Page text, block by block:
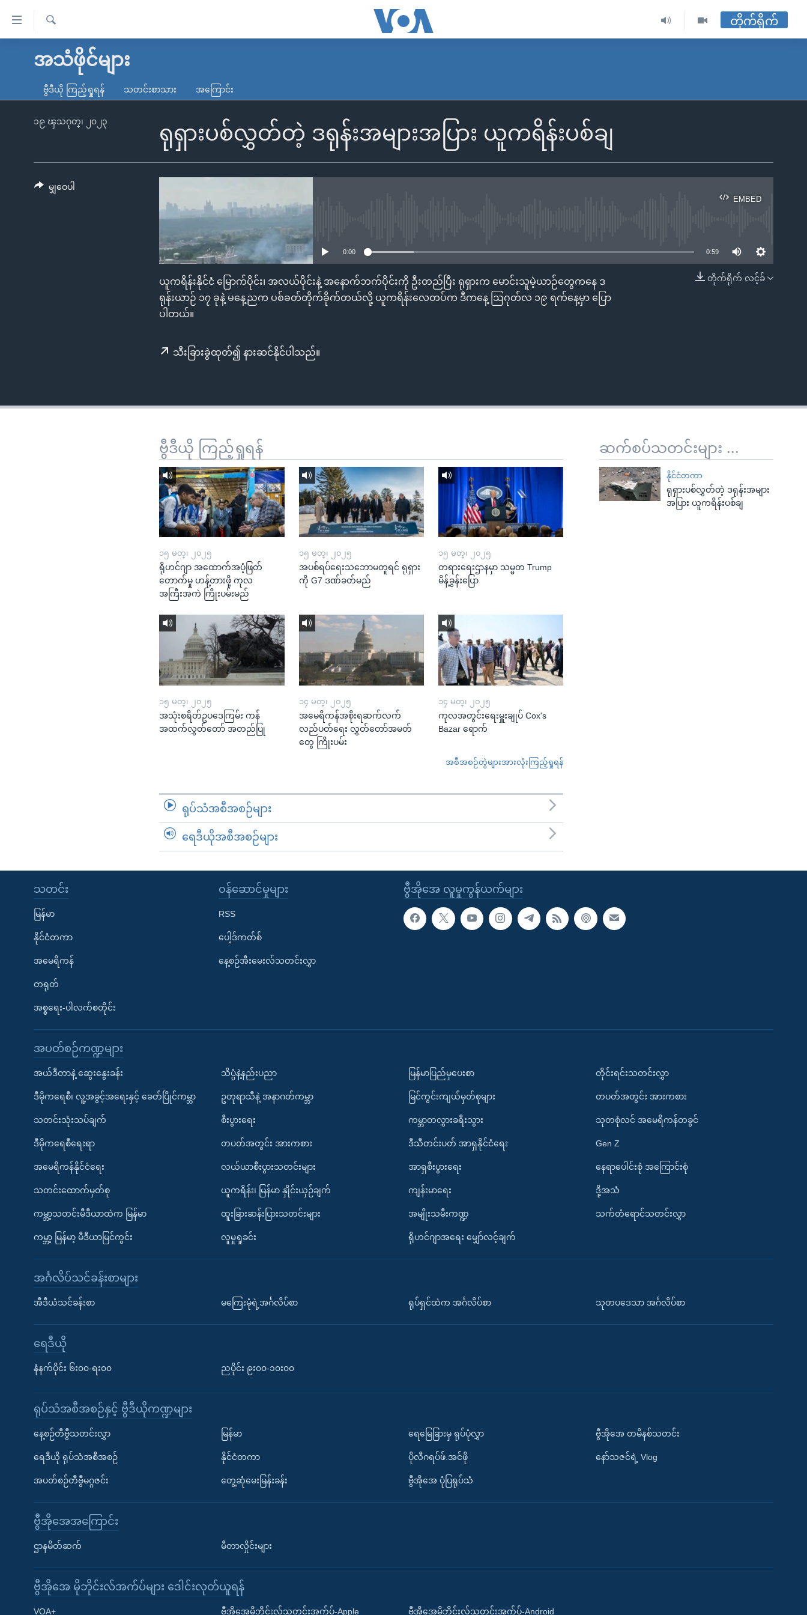
လွယ်ကူ
သည့်
မူလစာမျက်နှာ
ကမ္ဘာ့သတင်းများ
နိုင်ငံတကာ
တရုတ်
အစ္စရေး-ပါလက်စတိုင်း
ရပ်ဝန်းတခု လမ်းတခု အလွန်
အင်္ဂလိပ်စာလေ့လာမယ်
Learning English
ရ
တိုက်ရိုက်
အသံဖိုင်များ
ဗွီဒီယို ကြည့်ရှုရန် သတင်းစာသား အကြောင်း
ရုရှားပစ်လွှတ်တဲ့ ဒရုန်းအများအပြား ယူကရိန်းပစ်ချ
၁၉ ၾသဂုတ္၊ ၂၀၂၃
EMBED
EMBED
0:00 0:59
တိုက်ရိုက် လင့်ခ်
ယူကရိန်းနိုင်ငံ မြောက်ပိုင်း၊ အလယ်ပိုင်းနဲ့ အနောက်ဘက်ပိုင်းကို ဦးတည်ပြီး ရုရှားက မောင်းသူမဲ့ယာဉ်တွေကနေ ဒ
ရုန်းယာဉ် ၁၇ ခုနဲ့ မနေ့ညက ပစ်ခတ်တိုက်ခိုက်တယ်လို့ ယူကရိန်းလေတပ်က ဒီကနေ့ ဩဂုတ်လ ၁၉ ရက်နေ့မှာ ပြော
ပါတယ်။
သီးခြားခွဲထုတ်၍ နားဆင်နိုင်ပါသည်။
မျှဝေပါ
ဆက်စပ်သတင်းများ ...
နိုင်ငံတကာ
ရုရှားပစ်လွှတ်တဲ့ ဒရုန်းအများ
အပြား ယူကရိန်းပစ်ချ
ဗွီဒီယို ကြည့်ရှုရန်
၁၅ မတ္၊ ၂၀၂၅
ရိုဟင်ဂျာ အထောက်အပံ့ဖြတ်
တောက်မှု ဟန့်တားဖို့ ကုလ
အကြီးအကဲ ကြိုးပမ်းမည်
၁၅ မတ္၊ ၂၀၂၅
အပစ်ရပ်ရေးသဘောမတူရင် ရုရှား
ကို G7 ဒဏ်ခတ်မည်
၁၅ မတ္၊ ၂၀၂၅
တရားရေးဌာနမှာ သမ္မတ Trump
မိန့်ခွန်းပြော
၁၅ မတ္၊ ၂၀၂၅
အသုံးစရိတ်ဥပဒေကြမ်း ကန်
အထက်လွှတ်တော် အတည်ပြု
၁၄ မတ္၊ ၂၀၂၅
အမေရိကန်အစိုးရဆက်လက်
လည်ပတ်ရေး လွှတ်တော်အမတ်
တွေ ကြိုးပမ်း
၁၄ မတ္၊ ၂၀၂၅
ကုလအတွင်းရေးမှူးချုပ် Cox's
Bazar ရောက်
အစီအစဉ်တွဲများအားလုံးကြည့်ရှုရန်
ရုပ်သံအစီအစဉ်များ
ရေဒီယိုအစီအစဉ်များ
ဗွီအိုအေ လူမှုကွန်ယက်များ
သတင်း
မြန်မာ
နိုင်ငံတကာ
အမေရိကန်
တရုတ်
အစ္စရေး-ပါလက်စတိုင်း
၀န်ဆောင်မှုများ
RSS
ပေါ့ဒ်ကတ်စ်
နေ့စဉ်အီးမေးလ်သတင်းလွှာ
အပတ်စဉ်ကဏ္ဍများ
အယ်ဒီတာနဲ့ ဆွေးနွေးခန်း
ဒီမိုကရေစီ၊ လူ့အခွင့်အရေးနှင့် ခေတ်ပြိုင်ကမ္ဘာ
သတင်းသုံးသပ်ချက်
ဒီမိုကရေစီရေးရာ
အမေရိကန်နိုင်ငံရေး
သတင်းထောက်မှတ်စု
ကမ္ဘာ့သတင်းမီဒီယာထဲက မြန်မာ
ကမ္ဘာ့ မြန်မာ့ မီဒီယာမြင်ကွင်း
သိပ္ပံနဲ့နည်းပညာ
ဥတုရာသီနဲ့ အနာဂတ်ကမ္ဘာ
စီးပွားရေး
တပတ်အတွင်း အားကစား
လယ်ယာစီးပွားသတင်းများ
ယူကရိန်း၊ မြန်မာ နှိုင်းယှဉ်ချက်
ထူးခြားဆန်းပြားသတင်းများ
လူမှုရှုခင်း
မြန်မာပြည်မှပေးစာ
မြင်ကွင်းကျယ်မှတ်စုများ
ကမ္ဘာတလွှားခရီးသွား
ဒီသီတင်းပတ် အာရှနိုင်ငံရေး
အာရှစီးပွားရေး
ကျန်းမာရေး
အမျိုးသမီးကဏ္ဍ
ရိုဟင်ဂျာအရေး မျှော်လင့်ချက်
တိုင်းရင်းသတင်းလွှာ
တပတ်အတွင်း အားကစား
သုတစုံလင် အမေရိကန်တခွင်
Gen Z
နေရာပေါင်းစုံ အကြောင်းစုံ
ဒို့အသံ
သက်တံရောင်သတင်းလွှာ
အင်္ဂလိပ်သင်ခန်းစာများ
အီဒီယံသင်ခန်းစာ မကြေးမုံရဲ့အင်္ဂလိပ်စာ ရုပ်ရှင်ထဲက အင်္ဂလိပ်စာ သုတပဒေသာ အင်္ဂလိပ်စာ
ရေဒီယို
နံနက်ပိုင်း ၆း၀၀-ရး၀၀ ညပိုင်း ၉း၀၀-၁၀း၀၀
ရုပ်သံအစီအစဉ်နှင့် ဗွီဒီယိုကဏ္ဍများ
နေ့စဉ်တီဗွီသတင်းလွှာ
ရေဒီယို ရုပ်သံအစီအစဉ်
အပတ်စဉ်တီဗွီမဂ္ဂဇင်း
မြန်မာ
နိုင်ငံတကာ
တွေ့ဆုံမေးမြန်းခန်း
ရေမြေခြားမှ ရုပ်ပုံလွှာ
ပိုလီဂရပ်ဖ်.အင်ဖို
ဗွီအိုအေ ပုံပြရုပ်သံ
ဗွီအိုအေ တမိနစ်သတင်း
နော်သဇင်ရဲ့ Vlog
ဗွီအိုအေအကြောင်း
ဌာနမိတ်ဆက် မီတာလှိုင်းများ
ဗွီအိုအေ မိုဘိုင်းလ်အက်ပ်များ ဒေါင်းလုတ်ယူရန်
VOA+ ဗွီအိုအေမိုဘိုင်းလ်သတင်းအက်ပ်-Apple ဗွီအိုအေမိုဘိုင်းလ်သတင်းအက်ပ်-Android